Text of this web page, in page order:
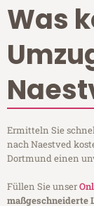
Was
Ermitteln Sie
nach Naestved
Dortmund einen
Füllen Sie unser
maßgeschneiderte